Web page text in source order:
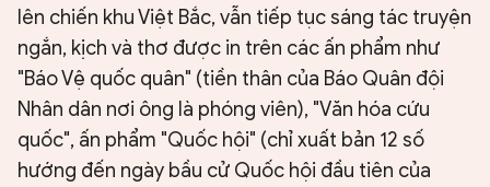
lên chiến khu Việt Bắc, vẫn tiếp tục sáng tác truyện
ngắn, kịch và thơ được in trên các ấn phẩm như
"Báo Vệ quốc quân" (tiền thân của Báo Quân đội
Nhân dân nơi ông là phóng viên), "Văn hóa cứu
quốc", ấn phẩm "Quốc hội" (chỉ xuất bản 12 số
hướng đến ngày bầu cử Quốc hội đầu tiên của